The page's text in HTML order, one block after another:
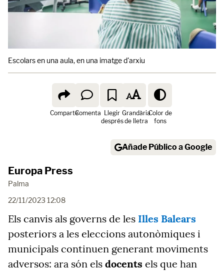
Escolars en una aula, en una imatge d'arxiu
ComparteComenta Llegir
després
Grandària
de lletra
Color de
fons
Añade Público a Google
Europa Press
Palma
22/11/2023 12:08
Els canvis als governs de les Illes Balears
posteriors a les eleccions autonòmiques i
municipals continuen generant moviments
adversos: ara són els docents els que han